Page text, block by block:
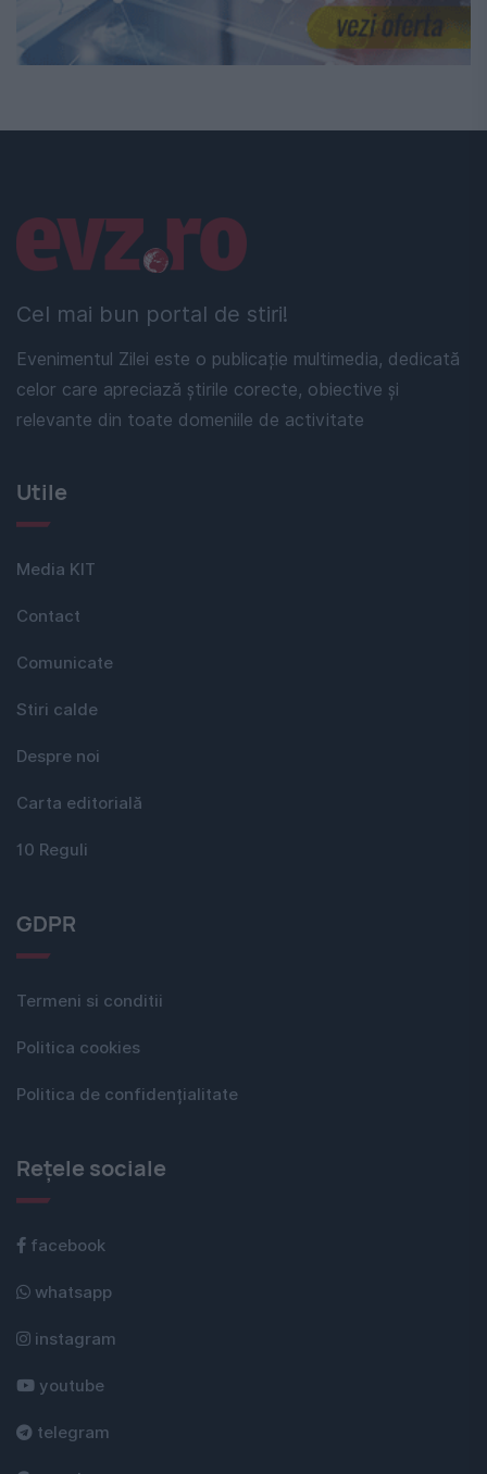
Cel mai bun portal de stiri!
Evenimentul Zilei este o publicație multimedia, dedicată
celor care apreciază știrile corecte, obiective și
relevante din toate domeniile de activitate
Linkuri utile
Utile
Media KIT
Contact
Comunicate
Stiri calde
Despre noi
Carta editorială
10 Reguli
GDPR
Termeni si conditii
Politica cookies
Politica de confidențialitate
Rețele sociale
facebook
whatsapp
instagram
youtube
telegram